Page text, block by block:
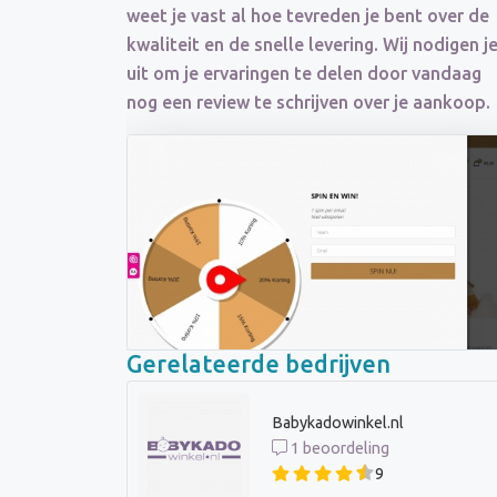
weet je vast al hoe tevreden je bent over de
kwaliteit en de snelle levering. Wij nodigen je
uit om je ervaringen te delen door vandaag
nog een review te schrijven over je aankoop.
Gerelateerde bedrijven
Babykadowinkel.nl
1 beoordeling
9